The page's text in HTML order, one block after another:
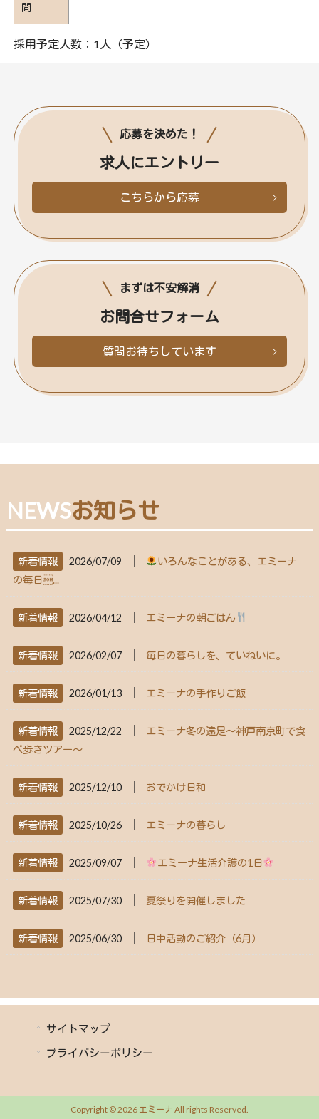
間
採用予定人数：1人（予定）
応募を決めた！
求人にエントリー
こちらから応募
まずは不安解消
お問合せフォーム
質問お待ちしています
NEWSお知らせ
新着情報 2026/07/09
いろんなことがある、エミーナ
の毎日...
新着情報 2026/04/12 エミーナの朝ごはん
新着情報 2026/02/07 毎日の暮らしを、ていねいに。
新着情報 2026/01/13 エミーナの手作りご飯
新着情報 2025/12/22
エミーナ冬の遠足～神戸南京町で食
べ歩きツアー～
新着情報 2025/12/10 おでかけ日和
新着情報 2025/10/26 エミーナの暮らし
新着情報 2025/09/07 エミーナ生活介護の1日
新着情報 2025/07/30 夏祭りを開催しました
新着情報 2025/06/30 日中活動のご紹介（6月）
サイトマップ
プライバシーポリシー
Copyright © 2026 エミーナ All rights Reserved.